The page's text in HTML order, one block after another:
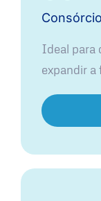
Consórcio
Ideal para
expandir a